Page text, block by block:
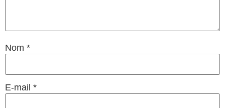
Nom *
E-mail *